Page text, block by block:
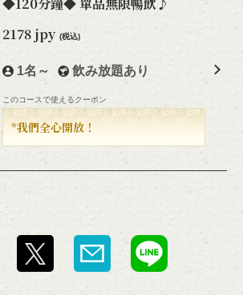
2178 jpy (税込)
1名～ 飲み放題あり
このコースで使えるクーポン
*我們全心開放！
の店舗情報をシェアする
き 北斗 GEMSなんば店
難波３－７－１９ GEMSなんば ７階
courses